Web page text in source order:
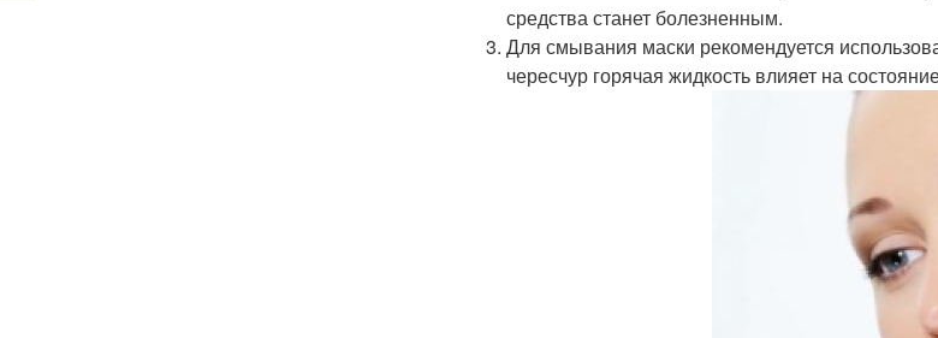
средства станет болезненным.
Для смывания маски рекомендуется
чересчур горячая жидкость влияет на